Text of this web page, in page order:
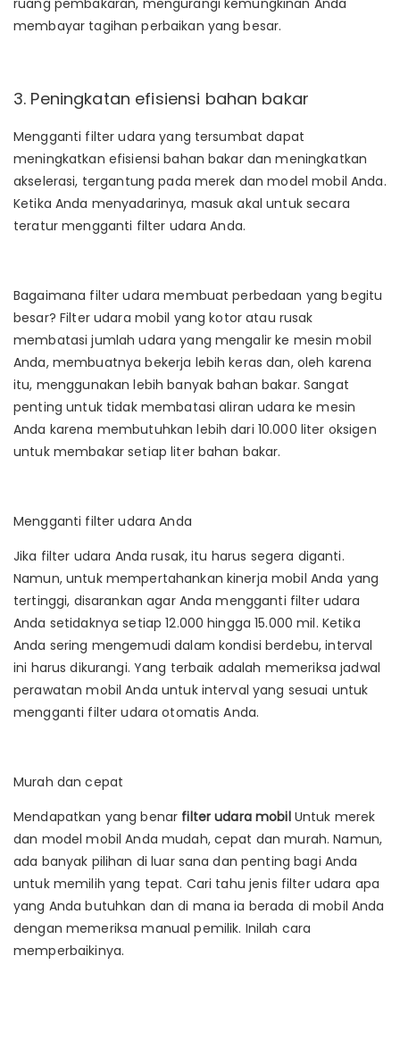
ruang pembakaran, mengurangi kemungkinan Anda
membayar tagihan perbaikan yang besar.
3. Peningkatan efisiensi bahan bakar
Mengganti filter udara yang tersumbat dapat
meningkatkan efisiensi bahan bakar dan meningkatkan
akselerasi, tergantung pada merek dan model mobil Anda.
Ketika Anda menyadarinya, masuk akal untuk secara
teratur mengganti filter udara Anda.
Bagaimana filter udara membuat perbedaan yang begitu
besar? Filter udara mobil yang kotor atau rusak
membatasi jumlah udara yang mengalir ke mesin mobil
Anda, membuatnya bekerja lebih keras dan, oleh karena
itu, menggunakan lebih banyak bahan bakar. Sangat
penting untuk tidak membatasi aliran udara ke mesin
Anda karena membutuhkan lebih dari 10.000 liter oksigen
untuk membakar setiap liter bahan bakar.
Mengganti filter udara Anda
Jika filter udara Anda rusak, itu harus segera diganti.
Namun, untuk mempertahankan kinerja mobil Anda yang
tertinggi, disarankan agar Anda mengganti filter udara
Anda setidaknya setiap 12.000 hingga 15.000 mil. Ketika
Anda sering mengemudi dalam kondisi berdebu, interval
ini harus dikurangi. Yang terbaik adalah memeriksa jadwal
perawatan mobil Anda untuk interval yang sesuai untuk
mengganti filter udara otomatis Anda.
Murah dan cepat
Mendapatkan yang benar filter udara mobil Untuk merek
dan model mobil Anda mudah, cepat dan murah. Namun,
ada banyak pilihan di luar sana dan penting bagi Anda
untuk memilih yang tepat. Cari tahu jenis filter udara apa
yang Anda butuhkan dan di mana ia berada di mobil Anda
dengan memeriksa manual pemilik. Inilah cara
memperbaikinya.